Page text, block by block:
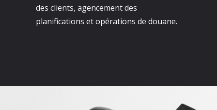
des clients, agencement des
planifications et opérations de douane.